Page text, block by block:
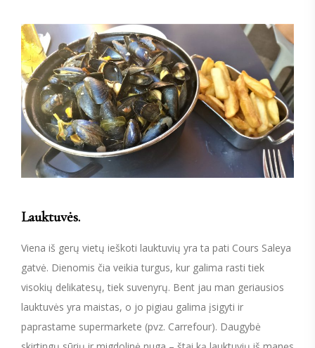
Lauktuvės.
Viena iš gerų vietų ieškoti lauktuvių yra ta pati Cours Saleya
gatvė. Dienomis čia veikia turgus, kur galima rasti tiek
visokių delikatesų, tiek suvenyrų. Bent jau man geriausios
lauktuvės yra maistas, o jo pigiau galima įsigyti ir
paprastame supermarkete (pvz. Carrefour). Daugybė